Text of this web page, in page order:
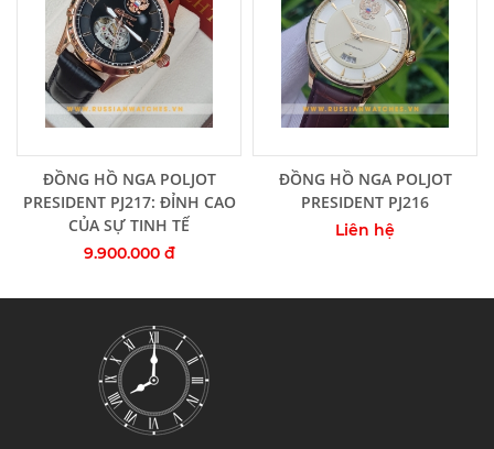
Thêm vào giỏ hàng
ĐỒNG HỒ NGA POLJOT
PRESIDENT PJ217: ĐỈNH CAO
CỦA SỰ TINH TẾ
9.900.000 đ
Thêm vào giỏ hàng
ĐỒNG HỒ NGA POLJOT
PRESIDENT PJ216
Liên hệ